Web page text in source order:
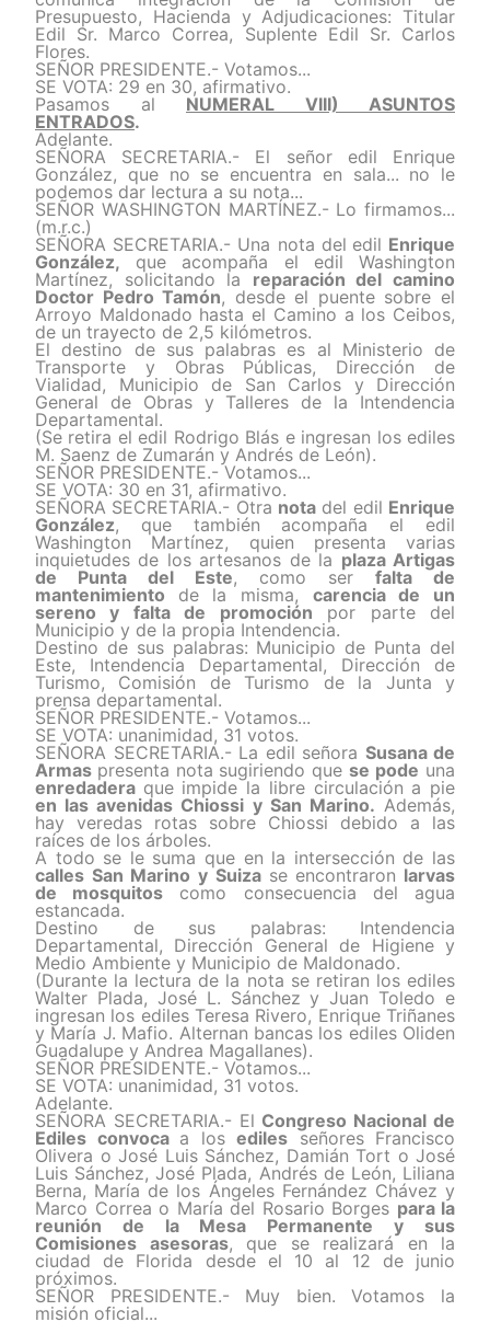
Presupuesto, Hacienda y Adjudicaciones: Titular
Edil Sr. Marco Correa, Suplente Edil Sr. Carlos
Flores.
SEÑOR PRESIDENTE.- Votamos...
SE VOTA: 29 en 30, afirmativo.
Pasamos al NUMERAL VIII) ASUNTOS
ENTRADOS.
Adelante.
SEÑORA SECRETARIA.- El señor edil Enrique
González, que no se encuentra en sala... no le
podemos dar lectura a su nota...
SEÑOR WASHINGTON MARTÍNEZ.- Lo firmamos...
(m.r.c.)
SEÑORA SECRETARIA.- Una nota del edil Enrique
González, que acompaña el edil Washington
Martínez, solicitando la reparación del camino
Doctor Pedro Tamón, desde el puente sobre el
Arroyo Maldonado hasta el Camino a los Ceibos,
de un trayecto de 2,5 kilómetros.
El destino de sus palabras es al Ministerio de
Transporte y Obras Públicas, Dirección de
Vialidad, Municipio de San Carlos y Dirección
General de Obras y Talleres de la Intendencia
Departamental.
(Se retira el edil Rodrigo Blás e ingresan los ediles
M. Saenz de Zumarán y Andrés de León).
SEÑOR PRESIDENTE.- Votamos...
SE VOTA: 30 en 31, afirmativo.
SEÑORA SECRETARIA.- Otra nota del edil Enrique
González, que también acompaña el edil
Washington Martínez, quien presenta varias
inquietudes de los artesanos de la plaza Artigas
de Punta del Este, como ser falta de
mantenimiento de la misma, carencia de un
sereno y falta de promoción por parte del
Municipio y de la propia Intendencia.
Destino de sus palabras: Municipio de Punta del
Este, Intendencia Departamental, Dirección de
Turismo, Comisión de Turismo de la Junta y
prensa departamental.
SEÑOR PRESIDENTE.- Votamos...
SE VOTA: unanimidad, 31 votos.
SEÑORA SECRETARIA.- La edil señora Susana de
Armas presenta nota sugiriendo que se pode una
enredadera que impide la libre circulación a pie
en las avenidas Chiossi y San Marino. Además,
hay veredas rotas sobre Chiossi debido a las
raíces de los árboles.
A todo se le suma que en la intersección de las
calles San Marino y Suiza se encontraron larvas
de mosquitos como consecuencia del agua
estancada.
Destino de sus palabras: Intendencia
Departamental, Dirección General de Higiene y
Medio Ambiente y Municipio de Maldonado.
(Durante la lectura de la nota se retiran los ediles
Walter Plada, José L. Sánchez y Juan Toledo e
ingresan los ediles Teresa Rivero, Enrique Triñanes
y María J. Mafio. Alternan bancas los ediles Oliden
Guadalupe y Andrea Magallanes).
SEÑOR PRESIDENTE.- Votamos...
SE VOTA: unanimidad, 31 votos.
Adelante.
SEÑORA SECRETARIA.- El Congreso Nacional de
Ediles convoca a los ediles señores Francisco
Olivera o José Luis Sánchez, Damián Tort o José
Luis Sánchez, José Plada, Andrés de León, Liliana
Berna, María de los Ángeles Fernández Chávez y
Marco Correa o María del Rosario Borges para la
reunión de la Mesa Permanente y sus
Comisiones asesoras, que se realizará en la
ciudad de Florida desde el 10 al 12 de junio
próximos.
SEÑOR PRESIDENTE.- Muy bien. Votamos la
misión oficial...